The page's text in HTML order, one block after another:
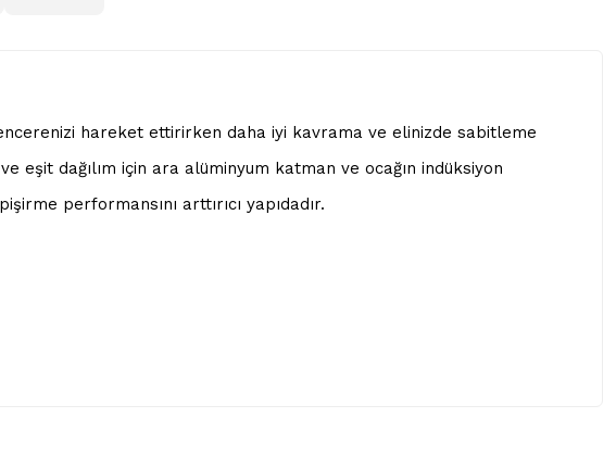
hareket ettirirken daha iyi kavrama ve elinizde sabitleme
eşit dağılım için ara alüminyum katman ve ocağın indüksiyon
performansını arttırıcı yapıdadır.